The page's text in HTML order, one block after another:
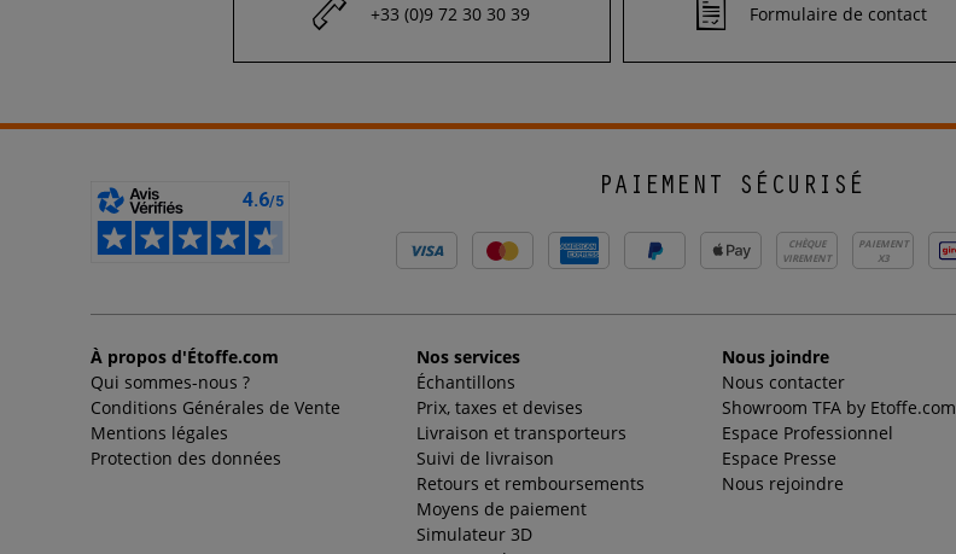
+33 (0)9 72 30 30 39 Formulaire de contact
PAIEMENT SÉCURISÉ
CHÈQUE
VIREMENT
PAIEMENT
X3
À propos d'Étoffe.com
Qui sommes-nous ?
Conditions Générales de Vente
Mentions légales
Protection des données
Nos services
Échantillons
Prix, taxes et devises
Livraison et transporteurs
Suivi de livraison
Retours et remboursements
Moyens de paiement
Simulateur 3D
Nous joindre
Nous contacter
Showroom TFA by Etoffe.com
Espace Professionnel
Espace Presse
Nous rejoindre